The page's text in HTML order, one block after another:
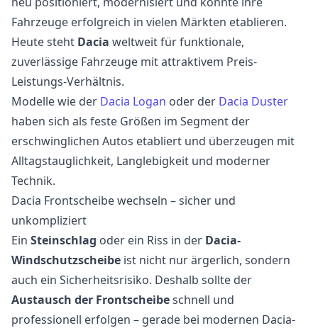
Fahrzeuge erfolgreich in vielen Märkten etablieren.
Heute steht Dacia weltweit für funktionale,
zuverlässige Fahrzeuge mit attraktivem Preis-
Leistungs-Verhältnis.
Modelle wie der Dacia Logan oder der Dacia Duster
haben sich als feste Größen im Segment der
erschwinglichen Autos etabliert und überzeugen mit
Alltagstauglichkeit, Langlebigkeit und moderner
Technik.
Dacia Frontscheibe wechseln – sicher und
unkompliziert
Ein Steinschlag oder ein Riss in der Dacia-
Windschutzscheibe ist nicht nur ärgerlich, sondern
auch ein Sicherheitsrisiko. Deshalb sollte der
Austausch der Frontscheibeschnell und
professionell erfolgen – gerade bei modernen Dacia-